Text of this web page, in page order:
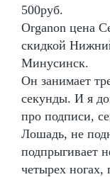
500руб.
Organon цена
скидкой
Минусинск.
Он занимает
секунды. И я
про подписи,
Лошадь, не
подпрыгивает
четырех ногах,